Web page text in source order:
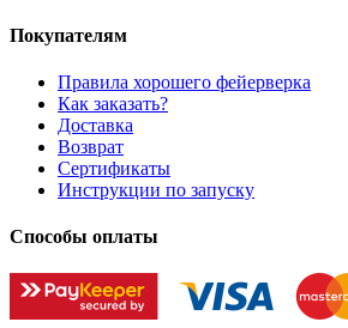
Покупателям
Правила хорошего фейерверка
Как заказать?
Доставка
Возврат
Сертификаты
Инструкции по запуску
Способы оплаты